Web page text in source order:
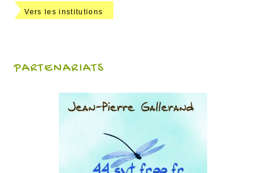
Vers les institutions
PARTENARIATS